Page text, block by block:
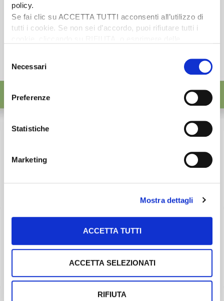
policy.
Se fai clic su ACCETTA TUTTI acconsenti all’utilizzo di
tutti i cookie. Se non sei d’accordo, puoi rifiutare tutti i
desideri accettare e cliccando ACCETTA SELEZIONATI.
del
consenso
Necessari
Preferenze
Statistiche
Marketing
Mostra dettagli
ACCETTA TUTTI
ACCETTA SELEZIONATI
RIFIUTA